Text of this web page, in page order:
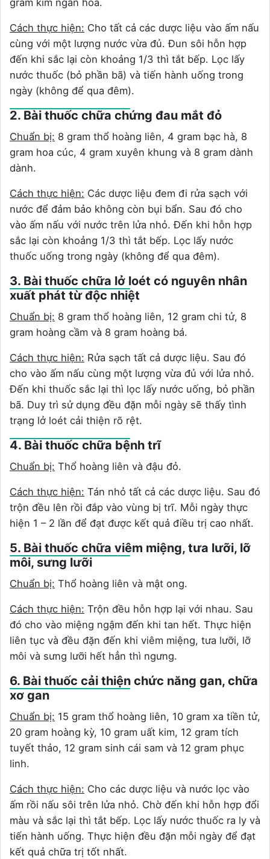
gram kim ngân hoa.
Cách thực hiện: Cho tất cả các dược liệu vào ấm nấu
cùng với một lượng nước vừa đủ. Đun sôi hỗn hợp
đến khi sắc lại còn khoảng 1/3 thì tắt bếp. Lọc lấy
nước thuốc (bỏ phần bã) và tiến hành uống trong
ngày (không để qua đêm).
2. Bài thuốc chữa chứng đau mắt đỏ
Chuẩn bị: 8 gram thổ hoàng liên, 4 gram bạc hà, 8
gram hoa cúc, 4 gram xuyên khung và 8 gram dành
dành.
Cách thực hiện: Các dược liệu đem đi rửa sạch với
nước để đảm bảo không còn bụi bẩn. Sau đó cho
vào ấm nấu với nước trên lửa nhỏ. Đến khi hỗn hợp
sắc lại còn khoảng 1/3 thì tắt bếp. Lọc lấy nước
thuốc uống trong ngày (không để qua đêm).
3. Bài thuốc chữa lở loét có nguyên nhân
xuất phát từ độc nhiệt
Chuẩn bị: 8 gram thổ hoàng liên, 12 gram chi tử, 8
gram hoàng cầm và 8 gram hoàng bá.
Cách thực hiện: Rửa sạch tất cả dược liệu. Sau đó
cho vào ấm nấu cùng một lượng vừa đủ với lửa nhỏ.
Đến khi thuốc sắc lại thì lọc lấy nước uống, bỏ phần
bã. Duy trì sử dụng đều đặn mỗi ngày sẽ thấy tình
trạng lở loét cải thiện rõ rệt.
4. Bài thuốc chữa bệnh trĩ
Chuẩn bị: Thổ hoàng liên và đậu đỏ.
Cách thực hiện: Tán nhỏ tất cả các dược liệu. Sau đó
trộn đều lên rồi đắp vào vùng bị trĩ. Mỗi ngày thực
hiện 1 – 2 lần để đạt được kết quả điều trị cao nhất.
5. Bài thuốc chữa viêm miệng, tưa lưỡi, lỡ
môi, sưng lưỡi
Chuẩn bị: Thổ hoàng liên và mật ong.
Cách thực hiện: Trộn đều hỗn hợp lại với nhau. Sau
đó cho vào miệng ngậm đến khi tan hết. Thực hiện
liên tục và đều đặn đến khi viêm miệng, tưa lưỡi, lỡ
môi và sưng lưỡi hết hẳn thì ngưng.
6. Bài thuốc cải thiện chức năng gan, chữa
xơ gan
Chuẩn bị: 15 gram thổ hoàng liên, 10 gram xa tiền tử,
20 gram hoàng kỳ, 10 gram uất kim, 12 gram tích
tuyết thảo, 12 gram sinh cái sam và 12 gram phục
linh.
Cách thực hiện: Cho các dược liệu và nước lọc vào
ấm rồi nấu sôi trên lửa nhỏ. Chờ đến khi hỗn hợp đổi
màu và sắc lại thì tắt bếp. Lọc lấy nước thuốc ra ly và
tiến hành uống. Thực hiện đều đặn mỗi ngày để đạt
kết quả chữa trị tốt nhất.